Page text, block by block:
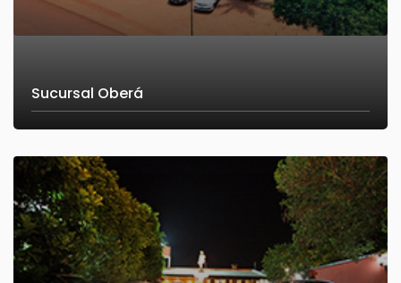
Sucursal Oberá